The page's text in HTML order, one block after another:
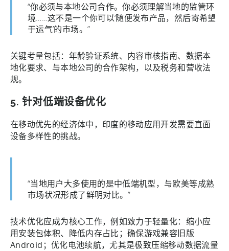
“你必须与本地公司合作。你必须理解当地的监管环
境……这不是一个你可以‘随便发布产品，然后寄希望
于运气’的市场。”
关键考量包括：年龄验证系统、内容审核指南、数据本
地化要求、与本地公司的合作架构，以及税务和营收法
规。
5. 针对低端设备优化
在移动优先的经济体中，印度的移动应用开发需要直面
设备多样性的挑战。
“当地用户大多使用的是中低端机型，与欧美等成熟
市场状况形成了鲜明对比。”
技术优化应成为核心工作，例如致力于轻量化：缩小应
用安装包体积、降低内存占比；确保游戏兼容旧版
Android；优化电池续航，尤其是极致压缩移动数据流量